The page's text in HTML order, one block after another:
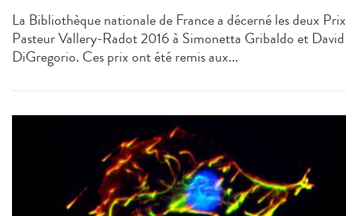
La Bibliothèque nationale de France a décerné les deux Prix
Pasteur Vallery-Radot 2016 à Simonetta Gribaldo et David
DiGregorio. Ces prix ont été remis aux...